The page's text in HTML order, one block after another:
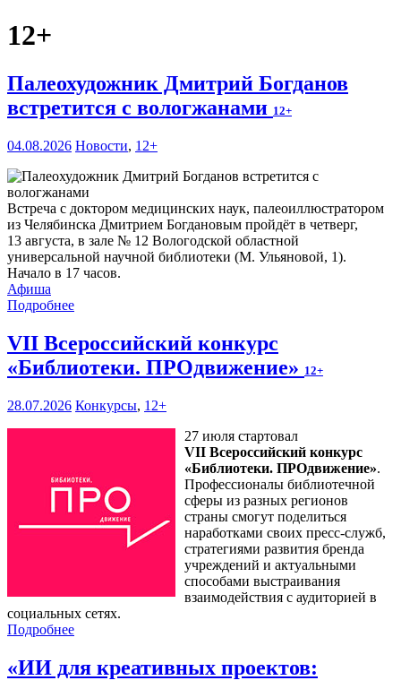
12+
Палеохудожник Дмитрий Богданов
встретится с вологжанами 12+
04.08.2026 Новости, 12+
Встреча с доктором медицинских наук, палеоиллюстратором
из Челябинска Дмитрием Богдановым пройдёт в четверг,
13 августа, в зале № 12 Вологодской областной
универсальной научной библиотеки (М. Ульяновой, 1).
Начало в 17 часов.
Афиша
Подробнее
VII Всероссийский конкурс
«Библиотеки. ПРОдвижение» 12+
28.07.2026 Конкурсы, 12+
27 июля стартовал
VII Всероссийский конкурс
«Библиотеки. ПРОдвижение».
Профессионалы библиотечной
сферы из разных регионов
страны смогут поделиться
наработками своих пресс-служб,
стратегиями развития бренда
учреждений и актуальными
способами выстраивания
взаимодействия с аудиторией в
социальных сетях.
Подробнее
«ИИ для креативных проектов: